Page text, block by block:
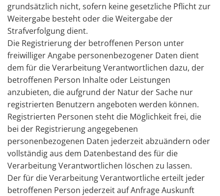
grundsätzlich nicht, sofern keine gesetzliche Pflicht zur
Weitergabe besteht oder die Weitergabe der
Strafverfolgung dient.
Die Registrierung der betroffenen Person unter
freiwilliger Angabe personenbezogener Daten dient
dem für die Verarbeitung Verantwortlichen dazu, der
betroffenen Person Inhalte oder Leistungen
anzubieten, die aufgrund der Natur der Sache nur
registrierten Benutzern angeboten werden können.
Registrierten Personen steht die Möglichkeit frei, die
bei der Registrierung angegebenen
personenbezogenen Daten jederzeit abzuändern oder
vollständig aus dem Datenbestand des für die
Verarbeitung Verantwortlichen löschen zu lassen.
Der für die Verarbeitung Verantwortliche erteilt jeder
betroffenen Person jederzeit auf Anfrage Auskunft